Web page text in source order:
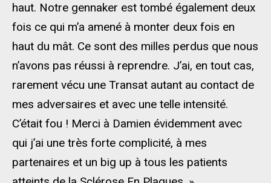
haut. Notre gennaker est tombé également deux
fois ce qui m’a amené à monter deux fois en
haut du mât. Ce sont des milles perdus que nous
n’avons pas réussi à reprendre. J’ai, en tout cas,
rarement vécu une Transat autant au contact de
mes adversaires et avec une telle intensité.
C’était fou ! Merci à Damien évidemment avec
qui j’ai une très forte complicité, à mes
partenaires et un big up à tous les patients